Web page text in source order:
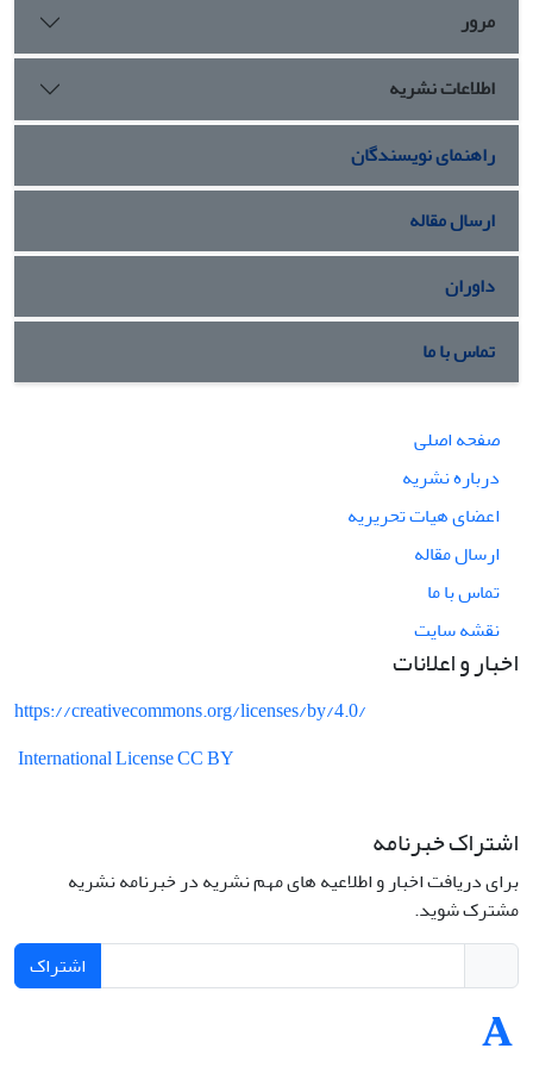
مرور
اطلاعات نشریه
راهنمای نویسندگان
ارسال مقاله
داوران
تماس با ما
صفحه اصلی
درباره نشریه
اعضای هیات تحریریه
ارسال مقاله
تماس با ما
نقشه سایت
اخبار و اعلانات
https://creativecommons.org/licenses/by/4.0/
International License CC BY
اشتراک خبرنامه
برای دریافت اخبار و اطلاعیه های مهم نشریه در خبرنامه نشریه
مشترک شوید.
اشتراک